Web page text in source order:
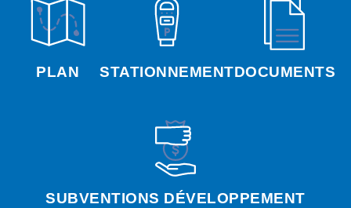
PLAN STATIONNEMENTDOCUMENTS
SUBVENTIONS DÉVELOPPEMENT